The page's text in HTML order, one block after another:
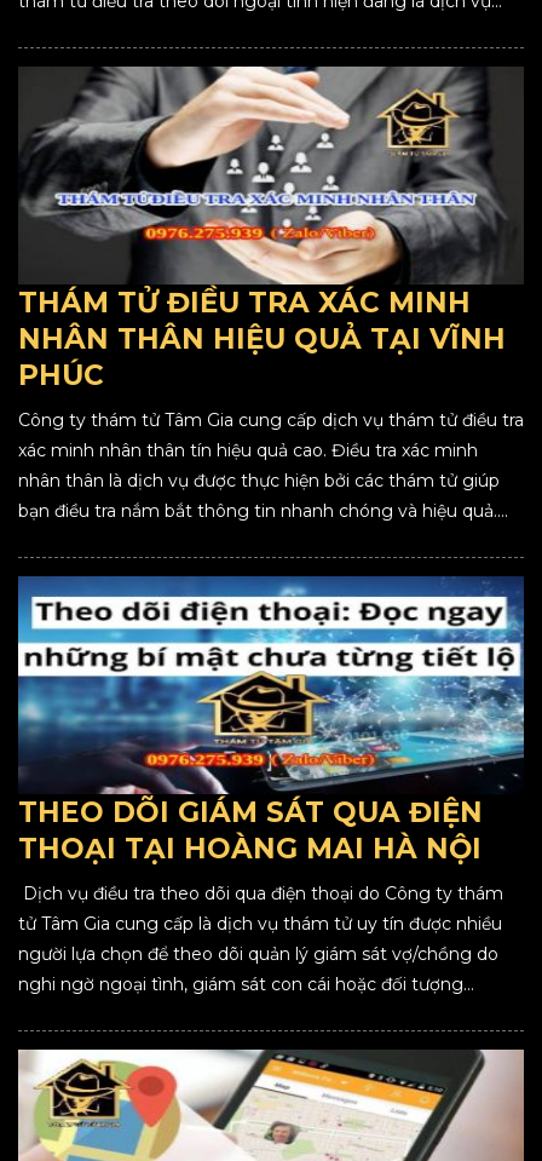
THÁM TỬ ĐIỀU TRA XÁC MINH
NHÂN THÂN HIỆU QUẢ TẠI VĨNH
PHÚC
Công ty thám tử Tâm Gia cung cấp dịch vụ thám tử điều tra
xác minh nhân thân tín hiệu quả cao. Điều tra xác minh
nhân thân là dịch vụ được thực hiện bởi các thám tử giúp
bạn điều tra nắm bắt thông tin nhanh chóng và hiệu quả....
THEO DÕI GIÁM SÁT QUA ĐIỆN
THOẠI TẠI HOÀNG MAI HÀ NỘI
Dịch vụ điều tra theo dõi qua điện thoại do Công ty thám
tử Tâm Gia cung cấp là dịch vụ thám tử uy tín được nhiều
người lựa chọn để theo dõi quản lý giám sát vợ/chồng do
nghi ngờ ngoại tình, giám sát con cái hoặc đối tượng...